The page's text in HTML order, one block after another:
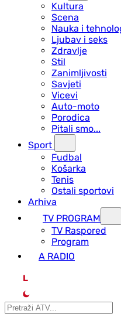
Kultura
Scena
Nauka i
Ljubav i seks
Zdravlje
Stil
Zanimljivosti
Savjeti
Vicevi
Auto-moto
Porodica
Pitali smo...
Sport
Fudbal
Košarka
Tenis
Ostali sportovi
Arhiva
TV PROGRAM
ТV Raspored
Program
A RADIO
L